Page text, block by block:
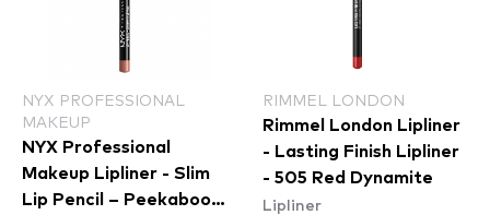
NYX PROFESSIONAL
MAKEUP
NYX Professional
Makeup Lipliner - Slim
Lip Pencil – Peekaboo
RIMMEL LONDON
Rimmel London Lipliner
- Lasting Finish Lipliner
- 505 Red Dynamite
Lipliner